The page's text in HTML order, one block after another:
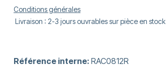
Conditions générales
Livraison : 2-3 jours ouvrables sur pièce en stock
Référence interne: RAC0812R